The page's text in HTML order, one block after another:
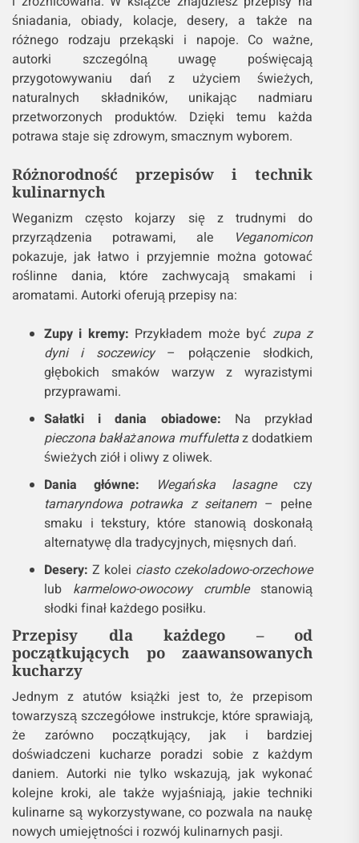
śniadania, obiady, kolacje, desery, a także na
różnego rodzaju przekąski i napoje. Co ważne,
autorki szczególną uwagę poświęcają
przygotowywaniu dań z użyciem świeżych,
naturalnych składników, unikając nadmiaru
przetworzonych produktów. Dzięki temu każda
potrawa staje się zdrowym, smacznym wyborem.
Różnorodność przepisów i technik
kulinarnych
Weganizm często kojarzy się z trudnymi do
przyrządzenia potrawami, ale
Veganomicon
pokazuje, jak łatwo i przyjemnie można gotować
roślinne dania, które zachwycają smakami i
aromatami. Autorki oferują przepisy na:
Zupy i kremy: Przykładem może być zupa z
dyni i soczewicy– połączenie słodkich,
głębokich smaków warzyw z wyrazistymi
przyprawami.
Sałatki i dania obiadowe: Na przykład
pieczona bakłażanowa muffulettaz dodatkiem
świeżych ziół i oliwy z oliwek.
Dania główne:
Wegańska lasagneczy
tamaryndowa potrawka z seitanem– pełne
smaku i tekstury, które stanowią doskonałą
alternatywę dla tradycyjnych, mięsnych dań.
Desery: Z kolei ciasto czekoladowo-orzechowe
lub karmelowo-owocowy crumblestanowią
słodki finał każdego posiłku.
Przepisy dla każdego – od
początkujących po zaawansowanych
kucharzy
Jednym z atutów książki jest to, że przepisom
towarzyszą szczegółowe instrukcje, które sprawiają,
że zarówno początkujący, jak i bardziej
doświadczeni kucharze poradzi sobie z każdym
daniem. Autorki nie tylko wskazują, jak wykonać
kolejne kroki, ale także wyjaśniają, jakie techniki
kulinarne są wykorzystywane, co pozwala na naukę
nowych umiejętności i rozwój kulinarnych pasji.